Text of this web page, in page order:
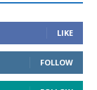
LIKE
FOLLOW